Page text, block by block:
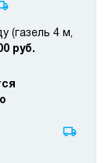
(газель 4 м,
руб.